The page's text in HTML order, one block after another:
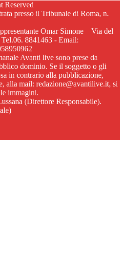
Reserved
presso il Tribunale di Roma, n.
Omar Simone – Via del
8841463 - Email:
Avanti live sono prese da
dominio. Se il soggetto o gli
in contrario alla pubblicazione,
alla mail: redazione@avantilive.it, si
immagini.
(Direttore Responsabile).